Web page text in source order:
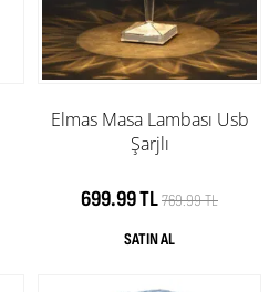
Elmas Masa Lambası Usb
Şarjlı
699.99 TL769.99 TL